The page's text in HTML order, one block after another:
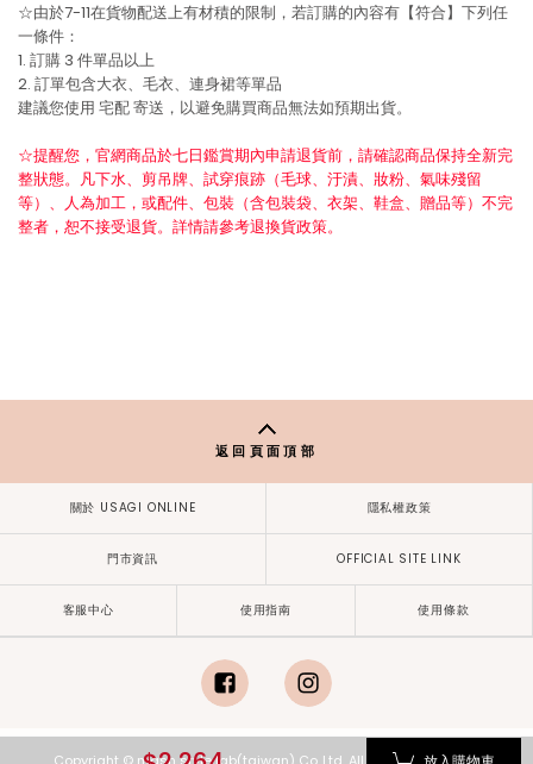
☆由於7-11在貨物配送上有材積的限制，若訂購的內容有【符合】下列任
一條件：
1. 訂購 3 件單品以上
2. 訂單包含大衣、毛衣、連身裙等單品
建議您使用 宅配寄送，以避免購買商品無法如預期出貨。
☆提醒您，官網商品於七日鑑賞期內申請退貨前，請確認商品保持全新完
整狀態。凡下水、剪吊牌、試穿痕跡（毛球、汙漬、妝粉、氣味殘留
等）、人為加工，或配件、包裝（含包裝袋、衣架、鞋盒、贈品等）不完
整者，恕不接受退貨。詳情請參考退換貨政策。
返回頁面頂部
關於 USAGI ONLINE 隱私權政策
門市資訊 OFFICIAL SITE LINK
客服中心 使用指南 使用條款